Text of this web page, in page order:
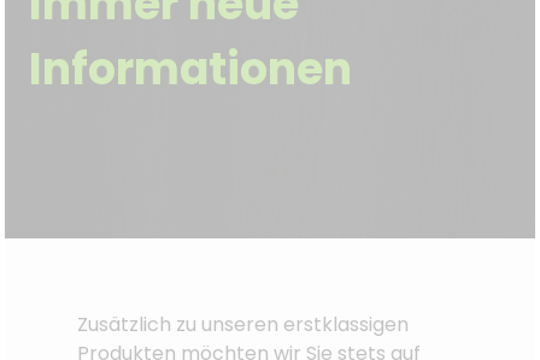
Informationen
Zusätzlich zu unseren erstklassigen
Produkten möchten wir Sie stets auf